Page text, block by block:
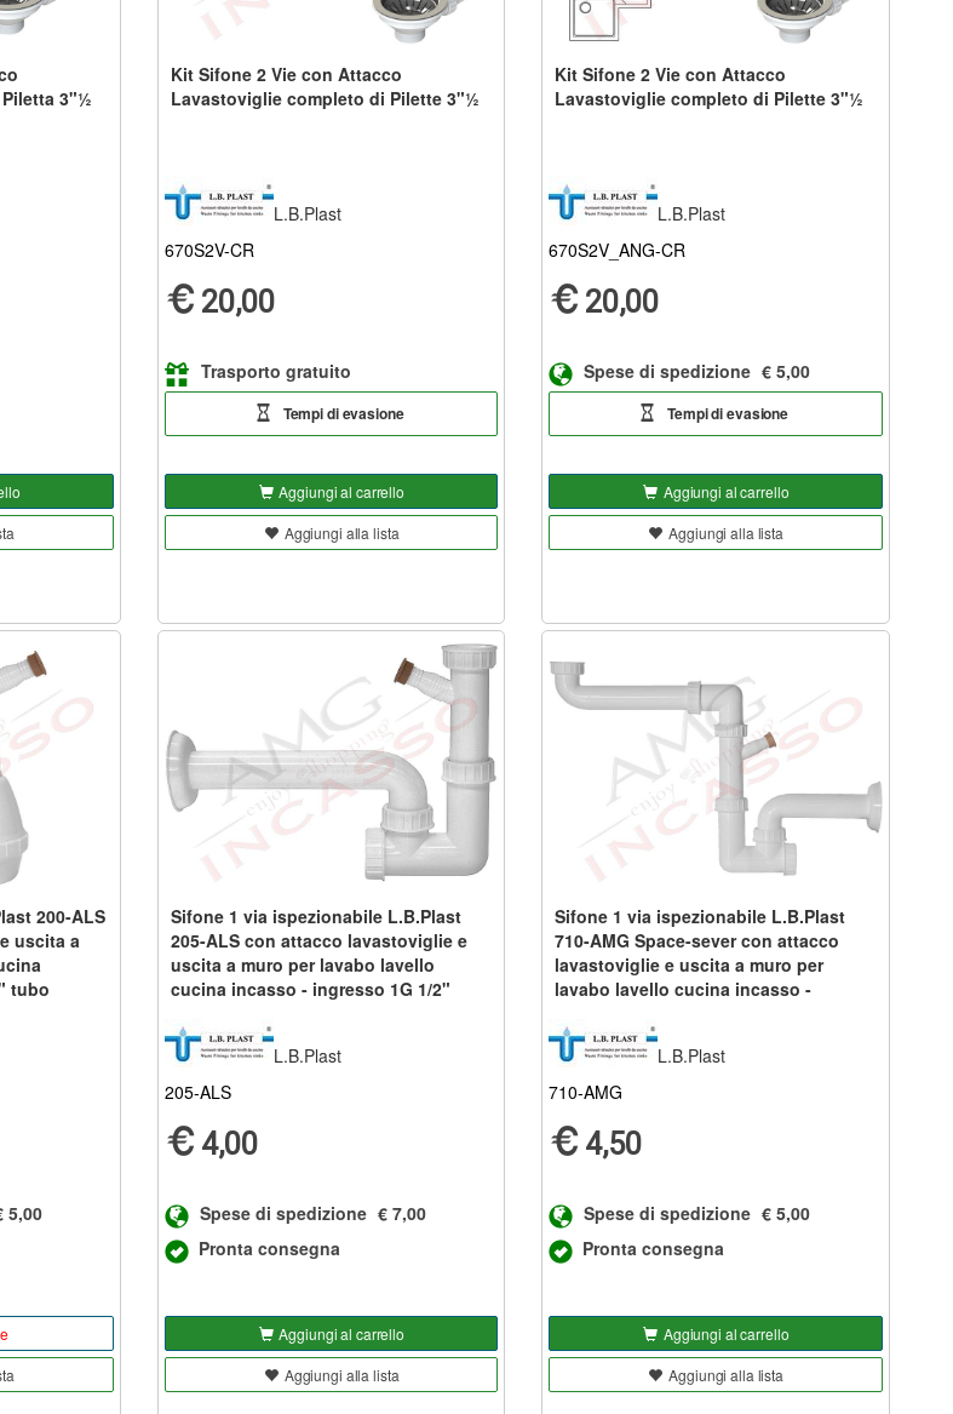
3"½
Kit Sifone 2 Vie con Attacco
Lavastoviglie completo di Pilette 3"½
L.B.Plast
670S2V-CR
20,00
Trasporto gratuito
Tempi di evasione
Aggiungi al carrello
Aggiungi alla lista
Kit Sifone 2 Vie con Attacco
Lavastoviglie completo di Pilette 3"½
L.B.Plast
670S2V_ANG-CR
20,00
Spese di spedizione € 5,00
Tempi di evasione
Aggiungi al carrello
Aggiungi alla lista
200-ALS
uscita a
tubo
5,00
Sifone 1 via ispezionabile L.B.Plast
205-ALS con attacco lavastoviglie e
uscita a muro per lavabo lavello
cucina incasso - ingresso 1G 1/2"
L.B.Plast
205-ALS
4,00
Spese di spedizione € 7,00
Pronta consegna
Aggiungi al carrello
Aggiungi alla lista
Sifone 1 via ispezionabile L.B.Plast
710-AMG Space-sever con attacco
lavastoviglie e uscita a muro per
lavabo lavello cucina incasso -
L.B.Plast
710-AMG
4,50
Spese di spedizione € 5,00
Pronta consegna
Aggiungi al carrello
Aggiungi alla lista